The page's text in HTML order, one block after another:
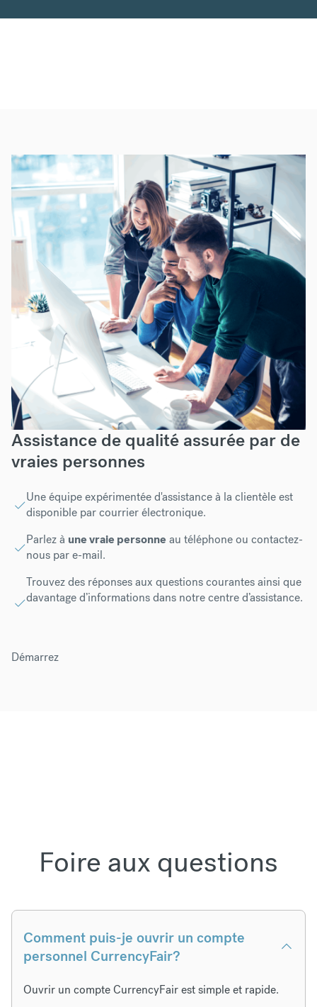
Assistance de qualité assurée par de
vraies personnes
Une équipe expérimentée d'assistance à la clientèle est
disponible par courrier électronique.
Parlez à une vraie personneau téléphone ou contactez-
nous par e-mail.
Trouvez des réponses aux questions courantes ainsi que
davantage d’informations dans notre centre d’assistance.
Démarrez
Foire aux questions
Comment puis-je ouvrir un compte
personnel CurrencyFair?
Ouvrir un compte CurrencyFair est simple et rapide.